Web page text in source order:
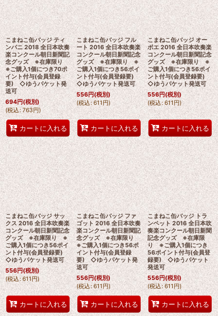
こまねこ缶バッジ ティ
ンパニ 2018 全日本吹奏
楽コンクール朝日新聞記
念グッズ ※在庫限り
※ご購入1個につき70ポ
イント付与(会員登録
要) ◇ゆうパケット発
送可
694円(税別)
(税込: 763円)
カートに入れる
こまねこ缶バッジ フル
ート 2016 全日本吹奏楽
コンクール朝日新聞記念
グッズ ※在庫限り ※
ご購入1個につき56ポイ
ント付与(会員登録要)
◇ゆうパケット発送可
556円(税別)
(税込: 611円)
カートに入れる
こまねこ缶バッジ オー
ボエ 2016 全日本吹奏楽
コンクール朝日新聞記念
グッズ ※在庫限り ※
ご購入1個につき56ポイ
ント付与(会員登録要)
◇ゆうパケット発送可
556円(税別)
(税込: 611円)
カートに入れる
こまねこ缶バッジ サッ
クス 2016 全日本吹奏楽
コンクール朝日新聞記念
グッズ ※在庫限り ※
ご購入1個につき56ポイ
ント付与(会員登録要)
◇ゆうパケット発送可
556円(税別)
(税込: 611円)
カートに入れる
こまねこ缶バッジ ファ
ゴット 2016 全日本吹奏
楽コンクール朝日新聞記
念グッズ ※在庫限り
※ご購入1個につき56ポ
イント付与(会員登録
要) ◇ゆうパケット発
送可
556円(税別)
(税込: 611円)
カートに入れる
こまねこ缶バッジ トラ
ンペット 2016 全日本吹
奏楽コンクール朝日新聞
記念グッズ ※在庫限
り ※ご購入1個につき
56ポイント付与(会員登
録要) ◇ゆうパケット
発送可
556円(税別)
(税込: 611円)
カートに入れる